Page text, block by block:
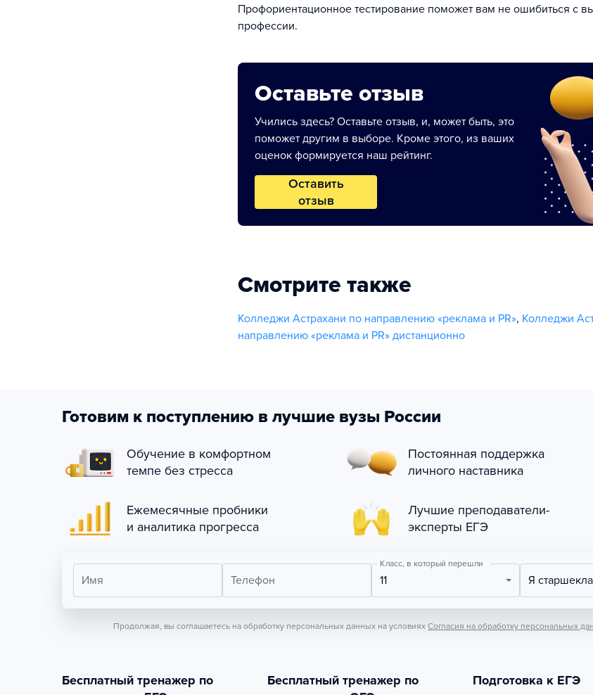
Профориентационное тестирование поможет вам не ошибиться с
профессии.
Оставьте отзыв
Учились здесь? Оставьте отзыв, и, может быть, это
поможет другим в выборе. Кроме этого, из ваших
оценок формируется наш рейтинг.
Оставить
отзыв
Смотрите также
Колледжи Астрахани по направлению «реклама и PR», Колледжи
направлению «реклама и PR» дистанционно
Готовим к поступлению в лучшие вузы России
Обучение в комфортном
темпе без стресса
Постоянная поддержка
личного наставника
Ежемесячные пробники
и аналитика прогресса
Лучшие преподаватели-
эксперты ЕГЭ
Имя Телефон
Класс, в который перешли
11 Я
Продолжая, вы соглашаетесь на обработку персональных данных на условиях Согласия на обработку персональных
Бесплатный тренажер по
Бесплатный тренажер по
Подготовка к ЕГЭ